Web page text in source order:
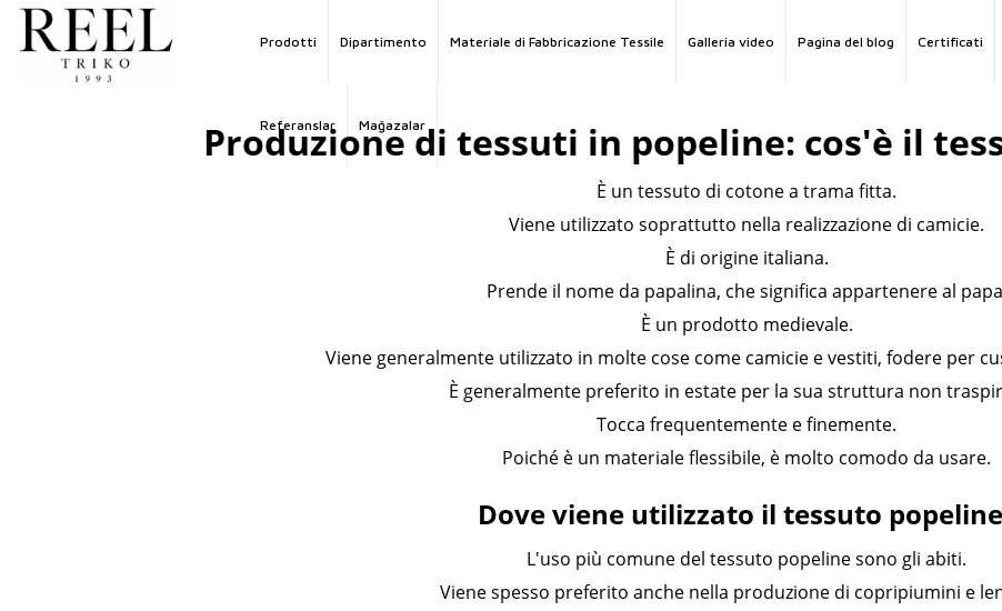
Prodotti Dipartimento Materiale di Fabbricazione Tessile Galleria video Pagina del blog Certificati
Referanslar Mağazalar
Produzione di tessuti in popeline: cos'è il
È un tessuto di cotone a trama fitta.
Viene utilizzato soprattutto nella realizzazione di camicie.
È di origine italiana.
Prende il nome da papalina, che significa appartenere al
È un prodotto medievale.
Viene generalmente utilizzato in molte cose come camicie e vestiti, fodere per
È generalmente preferito in estate per la sua struttura non
Tocca frequentemente e finemente.
Poiché è un materiale flessibile, è molto comodo da usare.
Dove viene utilizzato il tessuto
L'uso più comune del tessuto popeline sono gli abiti.
Viene spesso preferito anche nella produzione di copripiumini e